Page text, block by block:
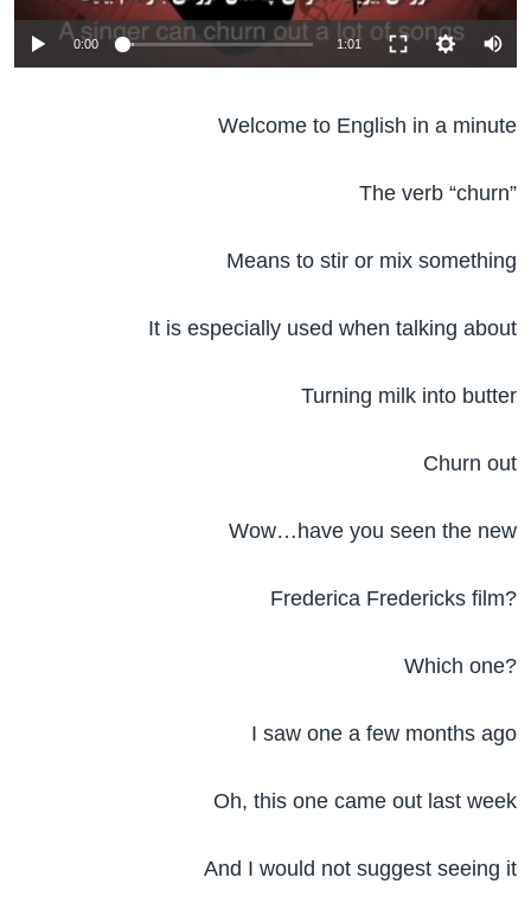
ژیان لە فەرهەنگدا
Learning English
0:00 1:01
Welcome to English in a minute
The verb “churn”
Means to stir or mix something
It is especially used when talking about
Turning milk into butter
Churn out
Wow…have you seen the new
Frederica Fredericks film?
Which one?
I saw one a few months ago
Oh, this one came out last week
And I would not suggest seeing it